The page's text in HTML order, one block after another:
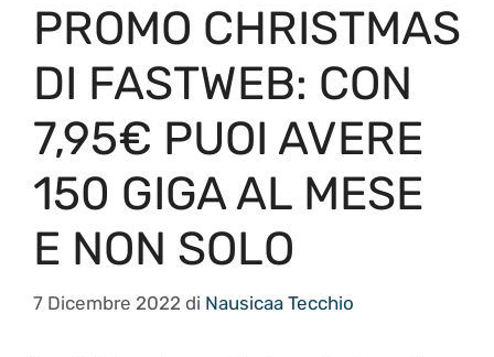
PROMO CHRISTMAS
DI FASTWEB: CON
7,95€ PUOI AVERE
150 GIGA AL MESE
E NON SOLO
7 Dicembre 2022 di Nausicaa Tecchio